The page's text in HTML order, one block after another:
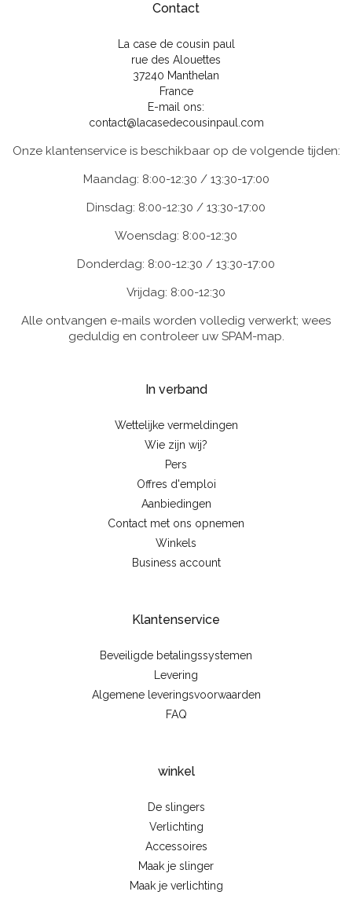
Contact
La case de cousin paul
rue des Alouettes
37240 Manthelan
France
E-mail ons:
contact@lacasedecousinpaul.com
Onze klantenservice is beschikbaar op de volgende tijden:
Maandag: 8:00-12:30 / 13:30-17:00
Dinsdag: 8:00-12:30 / 13:30-17:00
Woensdag: 8:00-12:30
Donderdag: 8:00-12:30 / 13:30-17:00
Vrijdag: 8:00-12:30
Alle ontvangen e-mails worden volledig verwerkt; wees
geduldig en controleer uw SPAM-map.
In verband
Wettelijke vermeldingen
Wie zijn wij?
Pers
Offres d'emploi
Aanbiedingen
Contact met ons opnemen
Winkels
Business account
Klantenservice
Beveiligde betalingssystemen
Levering
Algemene leveringsvoorwaarden
FAQ
winkel
De slingers
Verlichting
Accessoires
Maak je slinger
Maak je verlichting